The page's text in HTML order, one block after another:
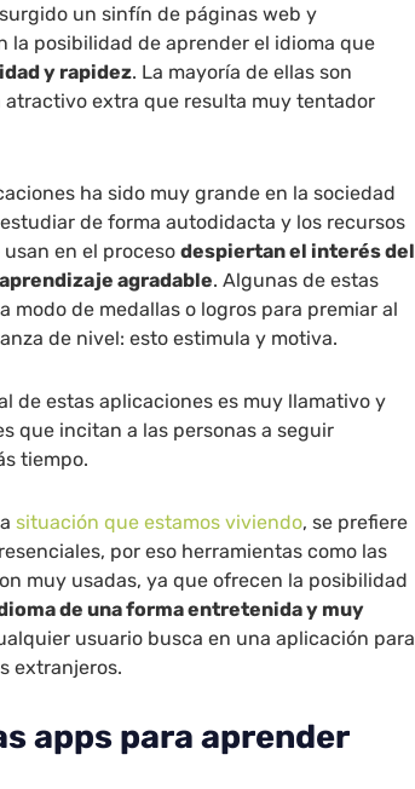
un sinfín de páginas web y
la posibilidad de aprender el idioma que
y rapidez. La mayoría de ellas son
atractivo extra que resulta muy tentador
ha sido muy grande en la sociedad
de forma autodidacta y los recursos
en el procesodespiertan el interés del
agradable. Algunas de estas
modo de medallas o logros para premiar al
de nivel: esto estimula y motiva.
de estas aplicaciones es muy llamativo y
que incitan a las personas a seguir
tiempo.
situación que estamos viviendo, se prefiere
por eso herramientas como las
muy usadas, ya que ofrecen la posibilidad
de una forma entretenida y muy
usuario busca en una aplicación para
extranjeros.
apps para aprender